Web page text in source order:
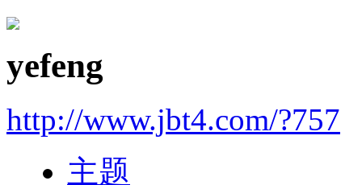
yefeng
http://www.jbt4.com/?757
主题